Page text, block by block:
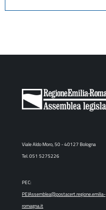
Viale Aldo Moro, 50 - 40127 Bologna
Tel. 051 5275226
PEC:
PEIAssemblea@postacert.regione.emilia-
romagna.it